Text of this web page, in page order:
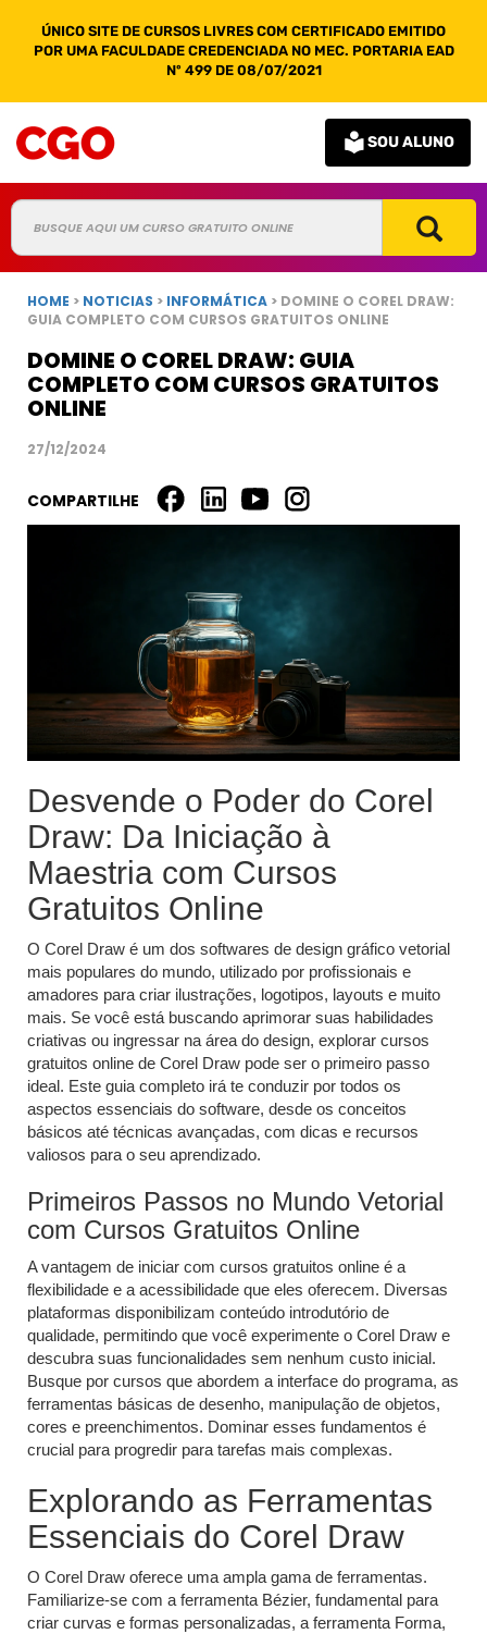
ÚNICO SITE DE CURSOS LIVRES COM CERTIFICADO EMITIDO
POR UMA FACULDADE CREDENCIADA NO MEC. PORTARIA EAD
Nº 499 DE 08/07/2021
SOU ALUNO
HOME > NOTICIAS > INFORMÁTICA > DOMINE O COREL DRAW:
GUIA COMPLETO COM CURSOS GRATUITOS ONLINE
DOMINE O COREL DRAW: GUIA
COMPLETO COM CURSOS GRATUITOS
ONLINE
27/12/2024
COMPARTILHE
Desvende o Poder do Corel
Draw: Da Iniciação à
Maestria com Cursos
Gratuitos Online
O Corel Draw é um dos softwares de design gráfico vetorial
mais populares do mundo, utilizado por profissionais e
amadores para criar ilustrações, logotipos, layouts e muito
mais. Se você está buscando aprimorar suas habilidades
criativas ou ingressar na área do design, explorar cursos
gratuitos online de Corel Draw pode ser o primeiro passo
ideal. Este guia completo irá te conduzir por todos os
aspectos essenciais do software, desde os conceitos
básicos até técnicas avançadas, com dicas e recursos
valiosos para o seu aprendizado.
Primeiros Passos no Mundo Vetorial
com Cursos Gratuitos Online
A vantagem de iniciar com cursos gratuitos online é a
flexibilidade e a acessibilidade que eles oferecem. Diversas
plataformas disponibilizam conteúdo introdutório de
qualidade, permitindo que você experimente o Corel Draw e
descubra suas funcionalidades sem nenhum custo inicial.
Busque por cursos que abordem a interface do programa, as
ferramentas básicas de desenho, manipulação de objetos,
cores e preenchimentos. Dominar esses fundamentos é
crucial para progredir para tarefas mais complexas.
Explorando as Ferramentas
Essenciais do Corel Draw
O Corel Draw oferece uma ampla gama de ferramentas.
Familiarize-se com a ferramenta Bézier, fundamental para
criar curvas e formas personalizadas, a ferramenta Forma,